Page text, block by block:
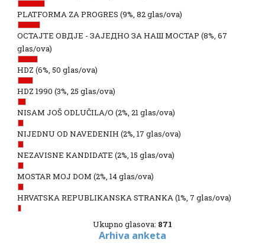
PLATFORMA ZA PROGRES (9%, 82 glas/ova)
ОСТАЈТЕ ОВДЈЕ - ЗАЈЕДНО ЗА НАШ МОСТАР (8%, 67
glas/ova)
HDZ (6%, 50 glas/ova)
HDZ 1990 (3%, 25 glas/ova)
NISAM JOŠ ODLUČILA/O (2%, 21 glas/ova)
NIJEDNU OD NAVEDENIH (2%, 17 glas/ova)
NEZAVISNE KANDIDATE (2%, 15 glas/ova)
MOSTAR MOJ DOM (2%, 14 glas/ova)
HRVATSKA REPUBLIKANSKA STRANKA(1%, 7 glas/ova)
Ukupno glasova: 871
Arhiva anketa